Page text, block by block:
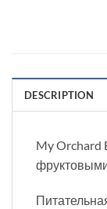
DESCRIPTION
My Orchard